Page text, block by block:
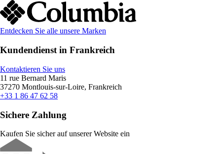
Entdecken Sie alle unsere Marken
Kundendienst in Frankreich
Kontaktieren Sie uns
11 rue Bernard Maris
37270 Montlouis-sur-Loire, Frankreich
+33 1 86 47 62 58
Sichere Zahlung
Kaufen Sie sicher auf unserer Website ein